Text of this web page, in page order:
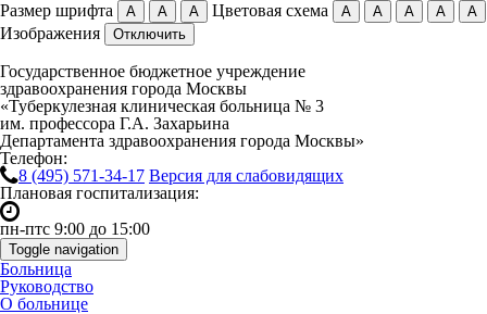
Размер шрифта А А А Цветовая схема А А А А А
Изображения Отключить
Государственное бюджетное учреждение
здравоохранения города Москвы
«Туберкулезная клиническая больница № 3
им. профессора Г.А. Захарьина
Департамента здравоохранения города Москвы»
Телефон:
8 (495) 571-34-17 Версия для слабовидящих
Плановая госпитализация:
пн-птс 9:00 до 15:00
Toggle navigation
Больница
Руководство
О больнице